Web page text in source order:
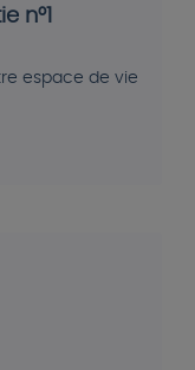
n°1
espace de vie